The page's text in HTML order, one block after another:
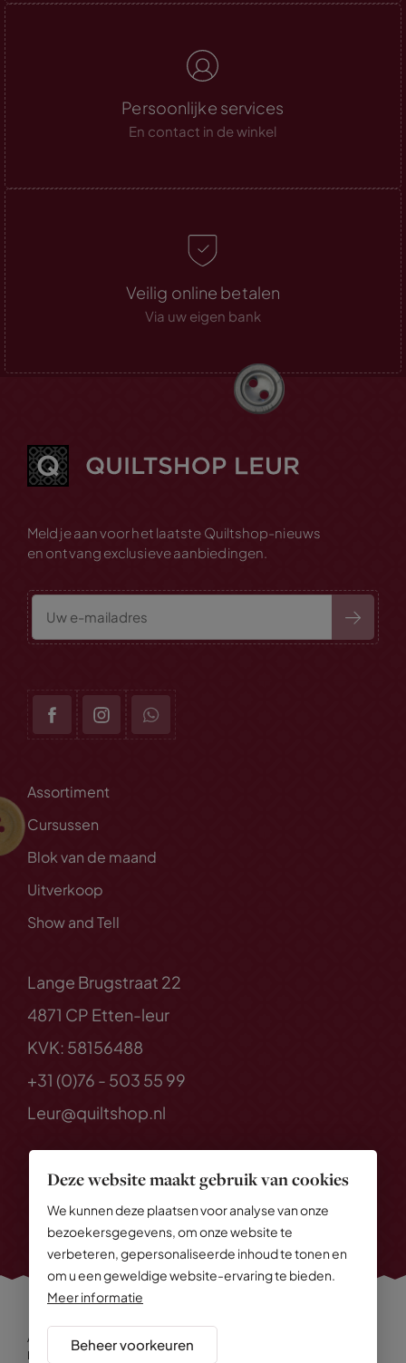
Deze website maakt gebruik van cookies
We kunnen deze plaatsen voor analyse van onze
bezoekersgegevens, om onze website te
verbeteren, gepersonaliseerde inhoud te tonen en
om u een geweldige website-ervaring te bieden.
Meer informatie
Beheer voorkeuren
Persoonlijke services
En contact in de winkel
Veilig online betalen
Via uw eigen bank
Meld je aan voor het laatste Quiltshop-nieuws
en ontvang exclusieve aanbiedingen.
Assortiment
Cursussen
Blok van de maand
Uitverkoop
Show and Tell
Lange Brugstraat 22
4871 CP Etten-leur
KVK: 58156488
+31 (0)76 - 503 55 99
Leur@quiltshop.nl
Alle rechten voorbehouden
Privacy Policy
Algemene voorwaarden